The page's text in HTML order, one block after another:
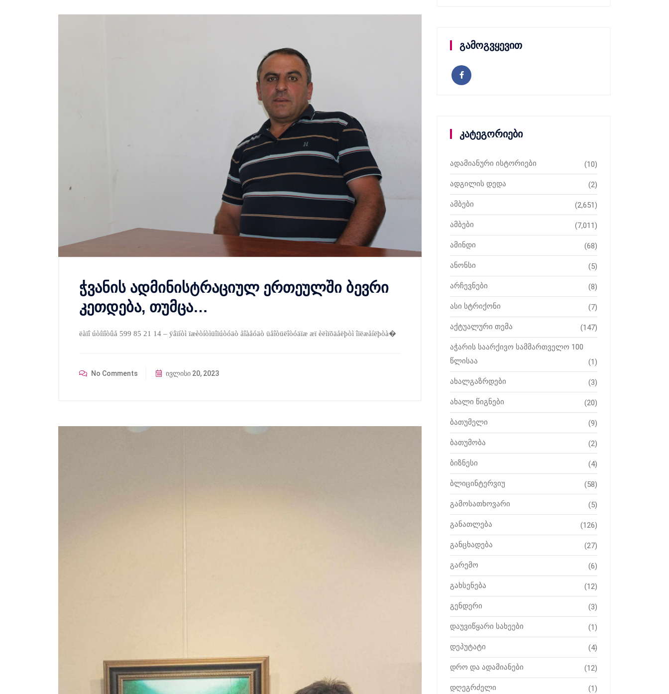
ჭვანის ადმინისტრაციულ ერთეულში ბევრი
კეთდება, თუმცა…
ëàïî úòíïîòûå 599 85 21 14 – ÿâïíòì ïæèòíòìüîïúòóäò åîàåóäò üåîòüëîòóäïæ æï èëìïõäåëþòì îïëæåíëþòà�
No Comments ივლისი 20, 2023
გამოგვყევით
კატეგორიები
ადამიანური ისტორიები (10)
ადგილის დედა (2)
ამბები (2,651)
ამბები (7,011)
ამინდი (68)
ანონსი (5)
არჩევნები (8)
ასი სტრიქონი (7)
აქტუალური თემა (147)
აჭარის საარქივო სამმართველო 100
წლისაა
(1)
ახალგაზრდები (3)
ახალი წიგნები (20)
ბათუმელი (9)
ბათუმობა (2)
ბიზნესი (4)
ბლიცინტერვიუ (58)
გამოსათხოვარი (5)
განათლება (126)
განცხადება (27)
გარემო (6)
გახსენება (12)
გენდერი (3)
დაუვიწყარი სახეები (1)
დეპუტატი (4)
დრო და ადამიანები (12)
დღეგრძელი (1)